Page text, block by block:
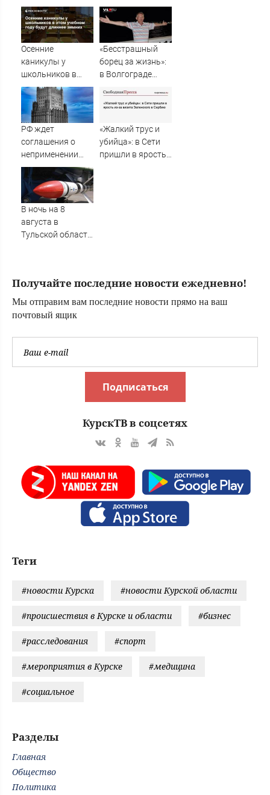
Осенние
каникулы у
школьников в
этом учебном
году будут
длиннее зимних
«Бесстрашный
борец за жизнь»:
в Волгограде
анестезиологом-
реаниматолог
высшей
категории
РФ ждет
соглашения о
неприменении
силы между
Грузией, Абхазией
и Южной Осетией
«Жалкий трус и
убийца»: в Сети
пришли в ярость
В ночь на 8
августа в
Тульской области
опасность
Получайте последние новости ежедневно!
Мы отправим вам последние новости прямо на ваш
почтовый ящик
Подписаться
КурскТВ в соцсетях
Теги
#новости Курска #новости Курской области
#происшествия в Курске и области #бизнес
#расследования #спорт
#мероприятия в Курске #медицина
#социальное
Разделы
Главная
Общество
Политика